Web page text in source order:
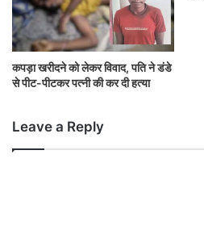
कपड़ा खरीदने को लेकर विवाद, पति ने डंडे
से पीट-पीटकर पत्नी की कर दी हत्या
Leave a Reply